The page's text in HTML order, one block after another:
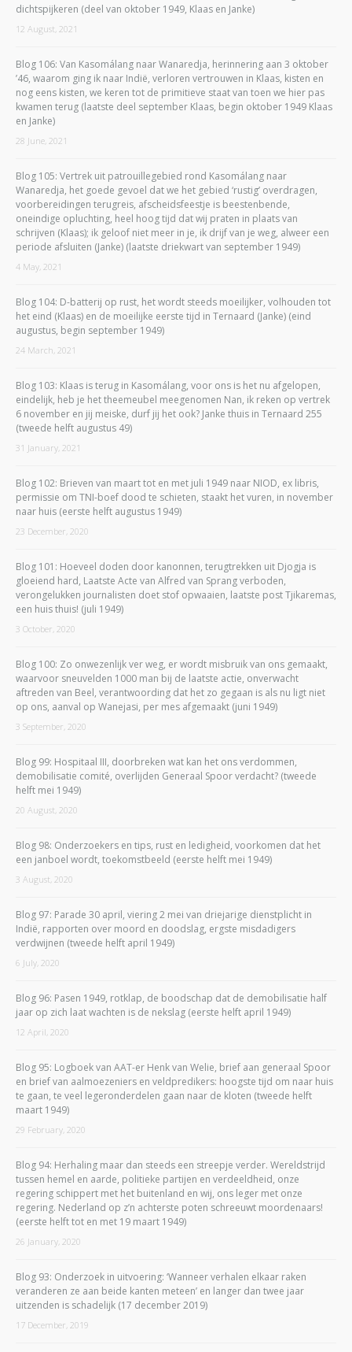
dichtspijkeren (deel van oktober 1949, Klaas en Janke)
12 August, 2021
Blog 106: Van Kasomálang naar Wanaredja, herinnering aan 3 oktober
’46, waarom ging ik naar Indië, verloren vertrouwen in Klaas, kisten en
nog eens kisten, we keren tot de primitieve staat van toen we hier pas
kwamen terug (laatste deel september Klaas, begin oktober 1949 Klaas
en Janke)
28 June, 2021
Blog 105: Vertrek uit patrouillegebied rond Kasomálang naar
Wanaredja, het goede gevoel dat we het gebied ‘rustig’ overdragen,
voorbereidingen terugreis, afscheidsfeestje is beestenbende,
oneindige opluchting, heel hoog tijd dat wij praten in plaats van
schrijven (Klaas); ik geloof niet meer in je, ik drijf van je weg, alweer een
periode afsluiten (Janke) (laatste driekwart van september 1949)
4 May, 2021
Blog 104: D-batterij op rust, het wordt steeds moeilijker, volhouden tot
het eind (Klaas) en de moeilijke eerste tijd in Ternaard (Janke) (eind
augustus, begin september 1949)
24 March, 2021
Blog 103: Klaas is terug in Kasomálang, voor ons is het nu afgelopen,
eindelijk, heb je het theemeubel meegenomen Nan, ik reken op vertrek
6 november en jij meiske, durf jij het ook? Janke thuis in Ternaard 255
(tweede helft augustus 49)
31 January, 2021
Blog 102: Brieven van maart tot en met juli 1949 naar NIOD, ex libris,
permissie om TNI-boef dood te schieten, staakt het vuren, in november
naar huis (eerste helft augustus 1949)
23 December, 2020
Blog 101: Hoeveel doden door kanonnen, terugtrekken uit Djogja is
gloeiend hard, Laatste Acte van Alfred van Sprang verboden,
verongelukken journalisten doet stof opwaaien, laatste post Tjikaremas,
een huis thuis! (juli 1949)
3 October, 2020
Blog 100: Zo onwezenlijk ver weg, er wordt misbruik van ons gemaakt,
waarvoor sneuvelden 1000 man bij de laatste actie, onverwacht
aftreden van Beel, verantwoording dat het zo gegaan is als nu ligt niet
op ons, aanval op Wanejasi, per mes afgemaakt (juni 1949)
3 September, 2020
Blog 99: Hospitaal III, doorbreken wat kan het ons verdommen,
demobilisatie comité, overlijden Generaal Spoor verdacht? (tweede
helft mei 1949)
20 August, 2020
Blog 98: Onderzoekers en tips, rust en ledigheid, voorkomen dat het
een janboel wordt, toekomstbeeld (eerste helft mei 1949)
3 August, 2020
Blog 97: Parade 30 april, viering 2 mei van driejarige dienstplicht in
Indië, rapporten over moord en doodslag, ergste misdadigers
verdwijnen (tweede helft april 1949)
6 July, 2020
Blog 96: Pasen 1949, rotklap, de boodschap dat de demobilisatie half
jaar op zich laat wachten is de nekslag (eerste helft april 1949)
12 April, 2020
Blog 95: Logboek van AAT-er Henk van Welie, brief aan generaal Spoor
en brief van aalmoezeniers en veldpredikers: hoogste tijd om naar huis
te gaan, te veel legeronderdelen gaan naar de kloten (tweede helft
maart 1949)
29 February, 2020
Blog 94: Herhaling maar dan steeds een streepje verder. Wereldstrijd
tussen hemel en aarde, politieke partijen en verdeeldheid, onze
regering schippert met het buitenland en wij, ons leger met onze
regering. Nederland op z’n achterste poten schreeuwt moordenaars!
(eerste helft tot en met 19 maart 1949)
26 January, 2020
Blog 93: Onderzoek in uitvoering: ‘Wanneer verhalen elkaar raken
veranderen ze aan beide kanten meteen’ en langer dan twee jaar
uitzenden is schadelijk (17 december 2019)
17 December, 2019